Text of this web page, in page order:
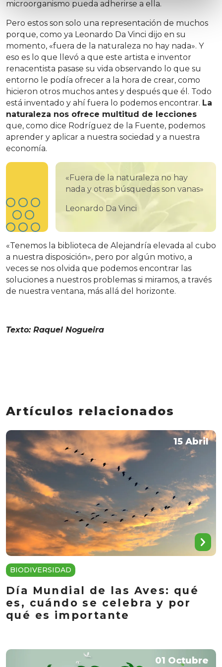
microorganismo pueda adherirse a ella.
Pero estos son solo una representación de muchos
porque, como ya Leonardo Da Vinci dijo en su
momento, «fuera de la naturaleza no hay nada». Y
eso es lo que llevó a que este artista e inventor
renacentista pasase su vida observando lo que su
entorno le podía ofrecer a la hora de crear, como
hicieron otros muchos antes y después que él. Todo
está inventado y ahí fuera lo podemos encontrar. La
naturaleza nos ofrece multitud de lecciones
que, como dice Rodríguez de la Fuente, podemos
aprender y aplicar a nuestra sociedad y a nuestra
economía.
«Fuera de la naturaleza no hay
nada y otras búsquedas son vanas»
Leonardo Da Vinci
«Tenemos la biblioteca de Alejandría elevada al cubo
a nuestra disposición», pero por algún motivo, a
veces se nos olvida que podemos encontrar las
soluciones a nuestros problemas si miramos, a través
de nuestra ventana, más allá del horizonte.
Texto: Raquel Nogueira
Artículos relacionados
15 Abril
BIODIVERSIDAD
Día Mundial de las Aves: qué
es, cuándo se celebra y por
qué es importante
01 Octubre